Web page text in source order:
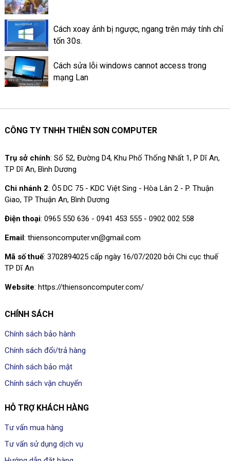
Cách xoay ảnh bị ngược, ngang trên máy tính chỉ
tốn 30s.
Cách sửa lỗi windows cannot access trong
mạng Lan
CÔNG TY TNHH THIÊN SƠN COMPUTER
Trụ sở chính: Số 52, Đường D4, Khu Phố Thống Nhất 1, P Dĩ An,
T.P Dĩ An, Bình Dương
Chi nhánh 2: Ô5 DC 75 - KDC Việt Sing - Hòa Lân 2 - P. Thuận
Giao, TP Thuận An, Bình Dương
Điện thoại: 0965 550 636 - 0941 453 555 - 0902 002 558
Email: thiensoncomputer.vn@gmail.com
Mã số thuế: 3702894025 cấp ngày 16/07/2020 bởi Chi cục thuế
TP Dĩ An
Website: https://thiensoncomputer.com/
CHÍNH SÁCH
Chính sách bảo hành
Chính sách đổi/trả hàng
Chính sách bảo mật
Chính sách vận chuyển
HỖ TRỢ KHÁCH HÀNG
Tư vấn mua hàng
Tư vấn sử dụng dịch vụ